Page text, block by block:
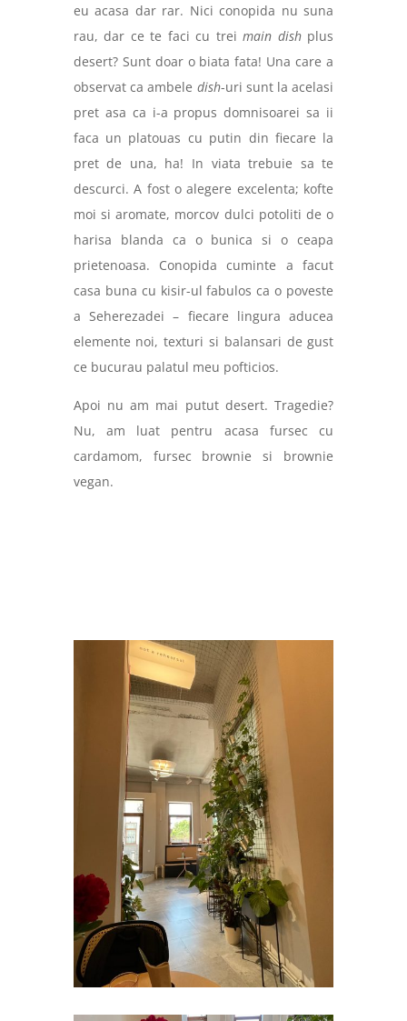
eu acasa dar rar. Nici conopida nu suna
rau, dar ce te faci cu treimain dish plus
desert? Sunt doar o biata fata! Una care a
observat ca ambele dish-uri sunt la acelasi
pret asa ca i-a propus domnisoarei sa ii
faca un platouas cu putin din fiecare la
pret de una, ha! In viata trebuie sa te
descurci. A fost o alegere excelenta; kofte
moi si aromate, morcov dulci potoliti de o
harisa blanda ca o bunica si o ceapa
prietenoasa. Conopida cuminte a facut
casa buna cu kisir-ul fabulos ca o poveste
a Seherezadei – fiecare lingura aducea
elemente noi, texturi si balansari de gust
ce bucurau palatul meu pofticios.
Apoi nu am mai putut desert. Tragedie?
Nu, am luat pentru acasa fursec cu
cardamom, fursec brownie si brownie
vegan.